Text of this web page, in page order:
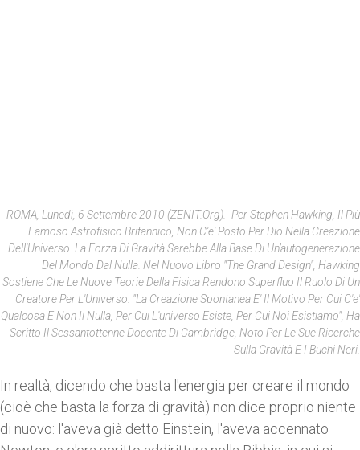
ROMA, Lunedì, 6 Settembre 2010 (ZENIT.org).- Per Stephen Hawking, Il Più
Famoso Astrofisico Britannico, Non C'e' Posto Per Dio Nella Creazione
Dell'Universo. La Forza Di Gravità Sarebbe Alla Base Di Un’autogenerazione
Del Mondo Dal Nulla. Nel Nuovo Libro "The Grand Design", Hawking
Sostiene Che Le Nuove Teorie Della Fisica Rendono Superfluo Il Ruolo Di Un
Creatore Per L'Universo. "La Creazione Spontanea E' Il Motivo Per Cui C'e'
Qualcosa E Non Il Nulla, Per Cui L'universo Esiste, Per Cui Noi Esistiamo", Ha
Scritto Il Sessantottenne Docente Di Cambridge, Noto Per Le Sue Ricerche
Sulla Gravità E I Buchi Neri.
In realtà, dicendo che basta l'energia per creare il mondo
(cioè che basta la forza di gravità) non dice proprio niente
di nuovo: l'aveva già detto Einstein, l'aveva accennato